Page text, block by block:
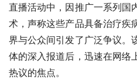
直播活动中，因推广一系列国
术，声称这些产品具备治疗疾
界与公众间引发了广泛争议。
体的深入报道后，迅速在网络
热议的焦点。